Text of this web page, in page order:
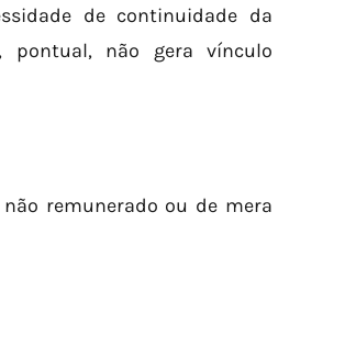
de continuidade da
pontual, não gera vínculo
remunerado ou de mera